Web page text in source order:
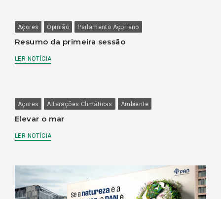
Açores Opinião Parlamento Açoriano
Resumo da primeira sessão
LER NOTÍCIA
Açores Alterações Climáticas Ambiente
Elevar o mar
LER NOTÍCIA